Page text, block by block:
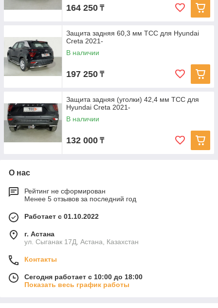
164 250 ₸
Защита задняя 60,3 мм ТСС для Hyundai
Creta 2021-
В наличии
197 250 ₸
Защита задняя (уголки) 42,4 мм ТСС для
Hyundai Creta 2021-
В наличии
132 000 ₸
О нас
Рейтинг не сформирован
Менее 5 отзывов за последний год
Работает с 01.10.2022
г. Астана
ул. Сыганак 17Д, Астана, Казахстан
Контакты
Сегодня работает с 10:00 до 18:00
Показать весь график работы